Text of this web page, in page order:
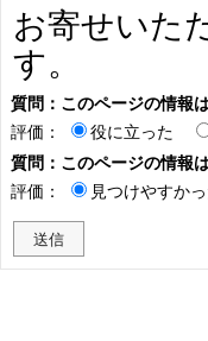
お寄せいた
す。
質問：このページの情報
評価：
役に立った
質問：このページの情報
評価：
見つけやすか